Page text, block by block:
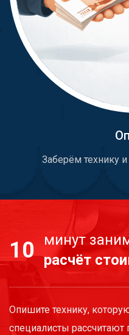
Заберём технику
10
минут
расчёт
Опишите технику,
специалисты